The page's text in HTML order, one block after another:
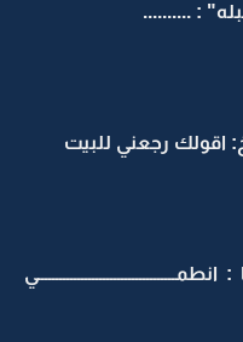
: ..........
اقولك رجعني للبيت